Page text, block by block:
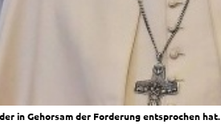
in Gehorsam der Forderung entsprochen hat.